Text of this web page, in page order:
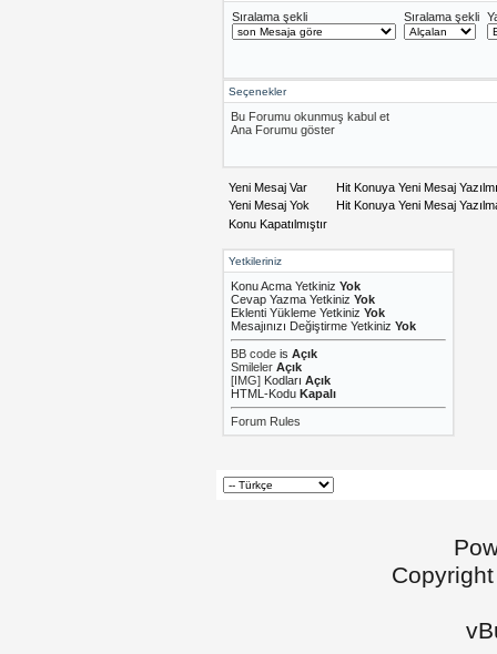
Sıralama şekli Sıralama şekli
Seçenekler
Bu Forumu okunmuş kabul et
Ana Forumu göster
Yeni Mesaj Var
Hit Konuya Yeni Mesaj
Yeni Mesaj Yok
Hit Konuya Yeni Mesaj
Konu Kapatılmıştır
Yetkileriniz
Konu Acma Yetkiniz Yok
Cevap Yazma Yetkiniz Yok
Eklenti Yükleme Yetkiniz Yok
Mesajınızı Değiştirme Yetkiniz Yok
BB code is Açık
Smileler Açık
[IMG] Kodları Açık
HTML-Kodu Kapalı
Forum Rules